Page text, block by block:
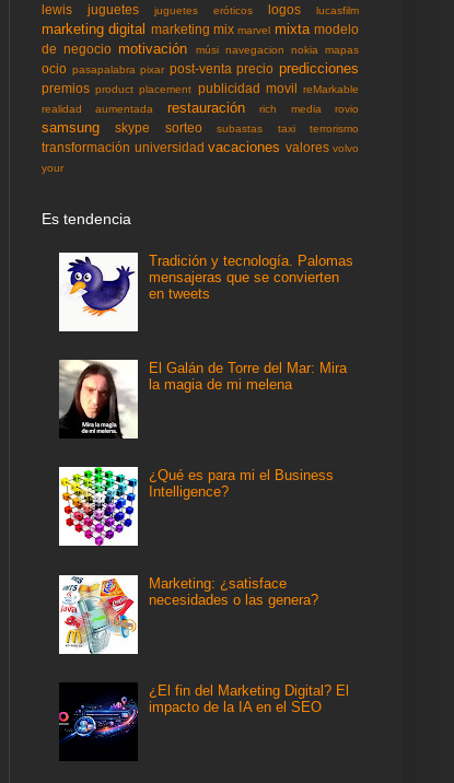
lewis
juguetes juguetes eróticos logos lucasfilm
marketing digital marketing mix marvel mixta modelo
de negocio motivación músi navegacion nokia mapas
ocio pasapalabra pixar post-venta precio predicciones
premios product placement publicidad movil reMarkable
realidad aumentada
restauración rich media rovio
samsung skype sorteo subastas taxi terrorismo
transformación universidad vacaciones valores volvo
your
Es tendencia
Tradición y tecnología. Palomas
mensajeras que se convierten
en tweets
El Galán de Torre del Mar: Mira
la magia de mi melena
¿Qué es para mi el Business
Intelligence?
Marketing: ¿satisface
necesidades o las genera?
¿El fin del Marketing Digital? El
impacto de la IA en el SEO